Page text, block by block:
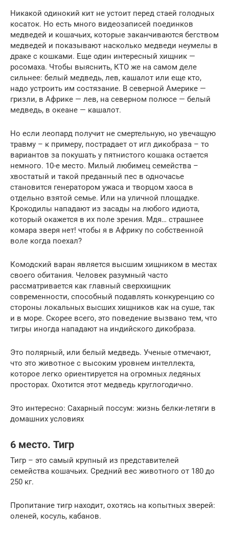
Никакой одинокий кит не устоит перед стаей голодных
косаток. Но есть много видеозаписей поединков
медведей и кошачьих, которые заканчиваются бегством
медведей и показывают насколько медведи неумелы в
драке с кошками. Еще один интересный хищник —
росомаха. Чтобы выяснить, КТО же на самом деле
сильнее: белый медведь, лев, кашалот или еще кто,
надо устроить им состязание. В северной Америке —
гризли, в Африке — лев, на северном полюсе — белый
медведь, в океане — кашалот.
Но если леопард получит не смертельную, но увечащую
травму – к примеру, пострадает от игл дикобраза – то
вариантов за покушать у пятнистого кошака остается
немного. 10-е место. Милый любимец семейства –
хвостатый и такой преданный пес в одночасье
становится генератором ужаса и творцом хаоса в
отдельно взятой семье. Или на уличной площадке.
Крокодилы нападают из засады на любого идиота,
который окажется в их поле зрения. Мдя… страшнее
комара зверя нет! чтобы я в Африку по собственной
воле когда поехал?
Комодский варан является высшим хищником в местах
своего обитания. Человек разумный часто
рассматривается как главный сверххищник
современности, способный подавлять конкуренцию со
стороны локальных высших хищников как на суше, так
и в море. Скорее всего, это поведение вызвано тем, что
тигры иногда нападают на индийского дикобраза.
Это полярный, или белый медведь. Ученые отмечают,
что это животное с высоким уровнем интеллекта,
которое легко ориентируется на огромных ледяных
просторах. Охотится этот медведь круглогодично.
Это интересно: Сахарный поссум: жизнь белки-летяги в
домашних условиях
6 место. Тигр
Тигр – это самый крупный из представителей
семейства кошачьих. Средний вес животного от 180 до
250 кг.
Пропитание тигр находит, охотясь на копытных зверей:
оленей, косуль, кабанов.